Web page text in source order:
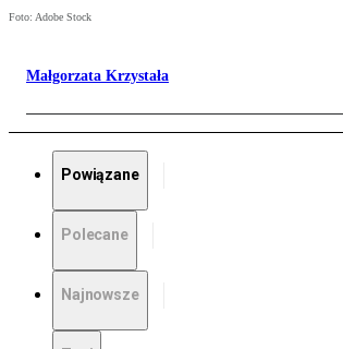
Foto: Adobe Stock
Małgorzata Krzystała
Powiązane
Polecane
Najnowsze